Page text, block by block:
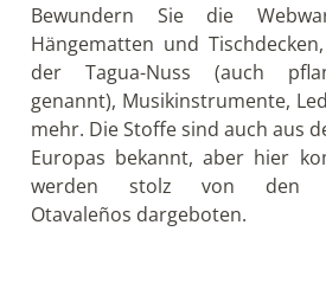
Bewundern Sie die
Hängematten und
der Tagua-Nuss (auch
genannt), Musikinstrumente,
mehr. Die Stoffe sind auch aus
Europas bekannt, aber hier
werden stolz von den
Otavaleños dargeboten.